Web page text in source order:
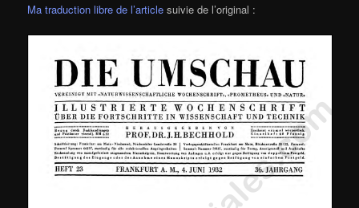
Ma traduction libre de l’article suivie de l’original :